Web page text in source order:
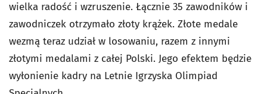
wielka radość i wzruszenie. Łącznie 35 zawodników i
zawodniczek otrzymało złoty krążek. Złote medale
wezmą teraz udział w losowaniu, razem z innymi
złotymi medalami z całej Polski. Jego efektem będzie
wyłonienie kadry na Letnie Igrzyska Olimpiad